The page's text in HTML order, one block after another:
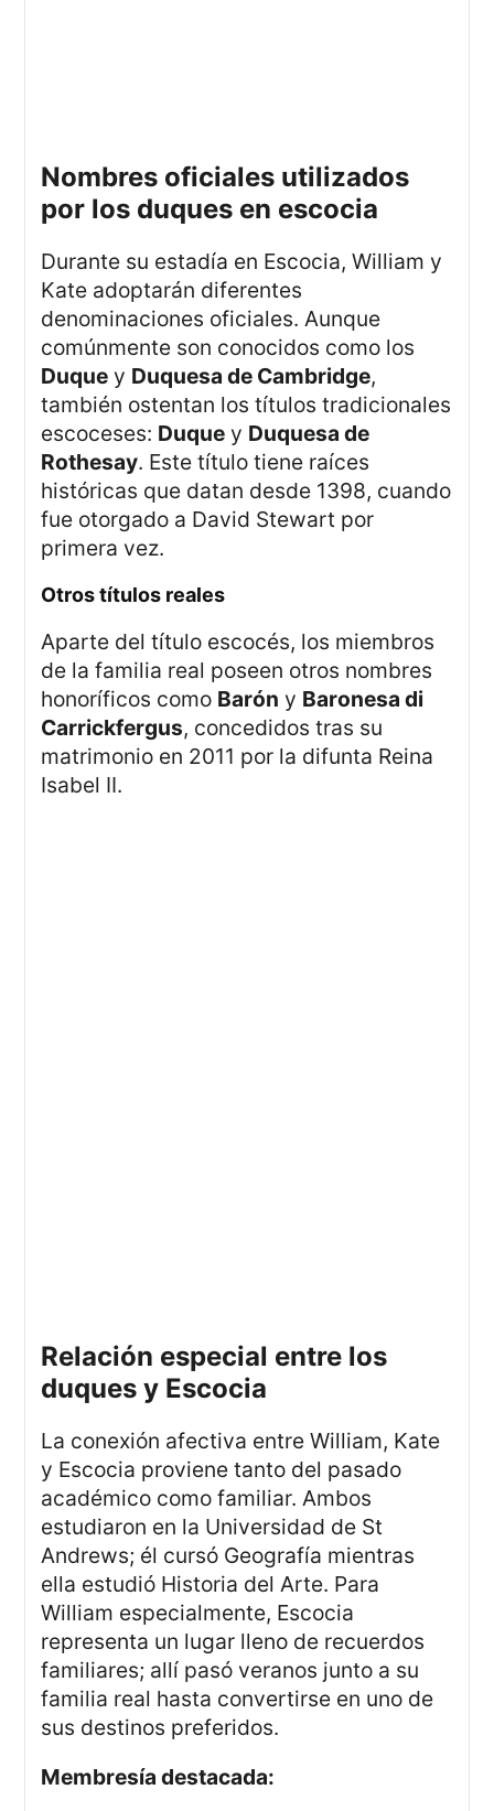
nombres oficiales utilizados
por los duques en escocia
Durante su estadía en Escocia, William y
Kate adoptarán diferentes
denominaciones oficiales. Aunque
comúnmente son conocidos como los
Duque y Duquesa de Cambridge,
también ostentan los títulos tradicionales
escoceses: Duque y Duquesa de
Rothesay. Este título tiene raíces
históricas que datan desde 1398, cuando
fue otorgado a David Stewart por
primera vez.
otros títulos reales
Aparte del título escocés, los miembros
de la familia real poseen otros nombres
honoríficos como Barón y Baronesa di
Carrickfergus, concedidos tras su
matrimonio en 2011 por la difunta Reina
Isabel II.
relación especial entre los
duques y Escocia
La conexión afectiva entre William, Kate
y Escocia proviene tanto del pasado
académico como familiar. Ambos
estudiaron en la Universidad de St
Andrews; él cursó Geografía mientras
ella estudió Historia del Arte. Para
William especialmente, Escocia
representa un lugar lleno de recuerdos
familiares; allí pasó veranos junto a su
familia real hasta convertirse en uno de
sus destinos preferidos.
Membresía destacada: